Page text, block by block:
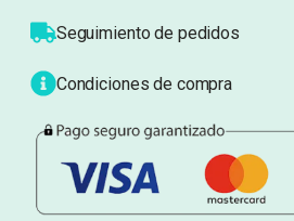
Atención al cliente
Blog
Política de privacidad
Aviso Legal